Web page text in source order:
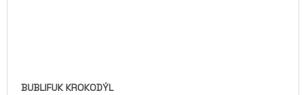
BUBLIFUK KROKODÝL